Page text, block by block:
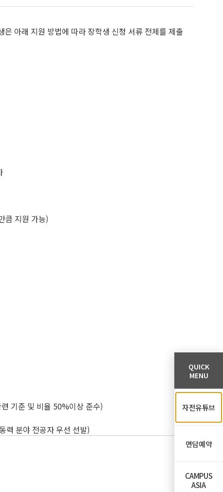
아래 지원 방법에 따라 장학생 신청 서류 전체를 제출
큼 지원 가능)
기준 및 비율 50%이상 준수)
력 분야 전공자 우선 선발)
QUICK
MENU
자전유튜브
면담예약
CAMPUS
ASIA